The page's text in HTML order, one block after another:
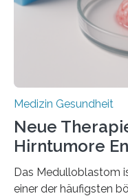
erblich bedingte
sich die linke
stark kontrahiert…
Medizin Gesundheit
Neue
Hirntumore
Das Medulloblastom
einer der häufigsten